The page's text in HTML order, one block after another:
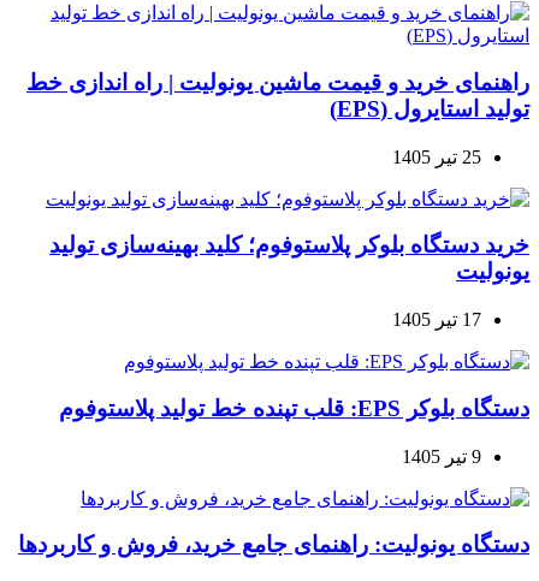
راهنمای خرید و قیمت ماشین یونولیت | راه اندازی خط
تولید استایرول (EPS)
25 تیر 1405
خرید دستگاه بلوکر پلاستوفوم؛ کلید بهینه‌سازی تولید
یونولیت
17 تیر 1405
دستگاه بلوکر EPS: قلب تپنده خط تولید پلاستوفوم
9 تیر 1405
دستگاه یونولیت: راهنمای جامع خرید، فروش و کاربردها